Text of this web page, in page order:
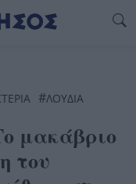
#ΛΟΥΔΙΑ
μακάβριο
του